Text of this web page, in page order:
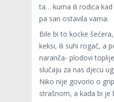
ta… kuma ili rodica
pa san ostavila vama.
Bile bi to kocke
keksi, ili suhi rogač, a
naranča- plodovi
slučaju za nas djecu
Niko nije govorio o
strašnom, a kada bi je